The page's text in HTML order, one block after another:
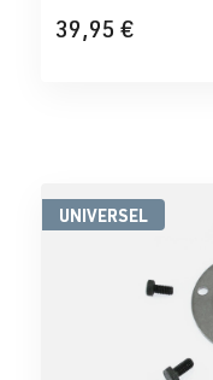
39,95 €
UNIVERSEL